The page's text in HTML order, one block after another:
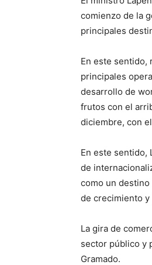
comienzo de la
principales
En este sentido,
principales
desarrollo de
frutos con el
diciembre, con
En este sentido,
de
como un
de crecimiento y
La gira de
sector público y
Gramado.